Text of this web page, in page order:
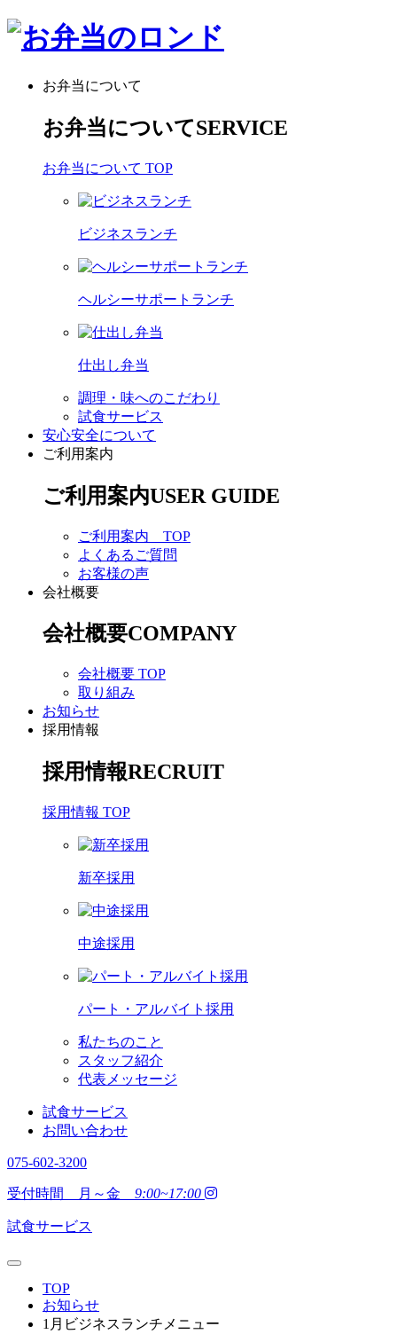
お弁当について
お弁当についてSERVICE
お弁当について TOP
ビジネスランチ
ヘルシーサポートランチ
仕出し弁当
調理・味へのこだわり
試食サービス
安心安全について
ご利用案内
ご利用案内USER GUIDE
ご利用案内 TOP
よくあるご質問
お客様の声
会社概要
会社概要COMPANY
会社概要 TOP
取り組み
お知らせ
採用情報
採用情報RECRUIT
採用情報 TOP
新卒採用
中途採用
パート・アルバイト採用
私たちのこと
スタッフ紹介
代表メッセージ
試食サービス
お問い合わせ
075-602-3200
受付時間 月～金 9:00~17:00
試食サービス
TOP
お知らせ
1月ビジネスランチメニュー